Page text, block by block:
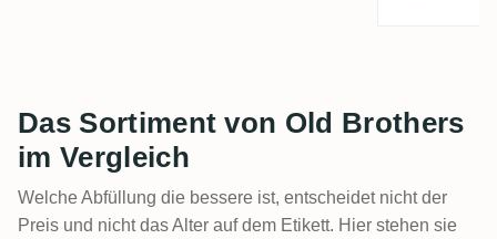
Das Sortiment von Old Brothers
im Vergleich
Welche Abfüllung die bessere ist, entscheidet nicht der
Preis und nicht das Alter auf dem Etikett. Hier stehen sie